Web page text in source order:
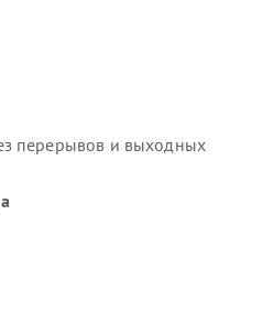
перерывов и выходных